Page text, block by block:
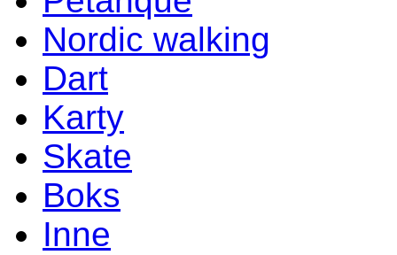
Nordic walking
Dart
Karty
Skate
Boks
Inne